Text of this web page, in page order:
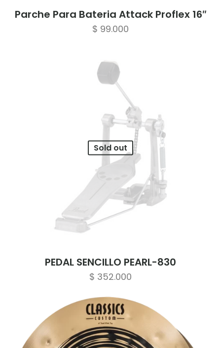
Parche Para Bateria Attack Proflex 16″
$ 99.000
Sold out
PEDAL SENCILLO PEARL-830
$ 352.000